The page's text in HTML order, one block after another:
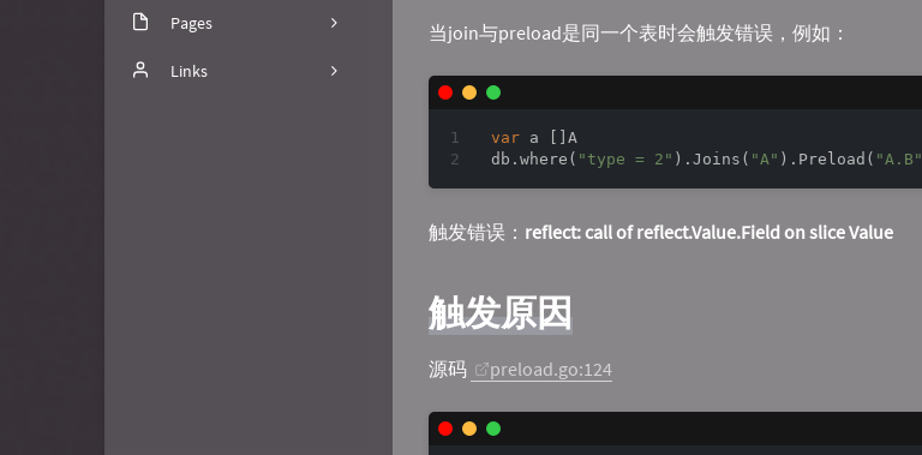
Pages
关于Links
当join与preload是同一个表时会触发错误，例如：
var a []A
db.where( "type = 2" ).Joins( "A" ).Preload( "A.B"
触发错误： reflect: call of reflect.Value.Field on slice Value
触发原因
源码 preload.go:124